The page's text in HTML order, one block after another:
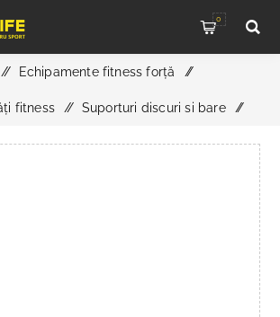
0
/ Echipamente fitness forță /
fitness / Suporturi discuri si bare /
Bare Aparat Fitness – Organizare